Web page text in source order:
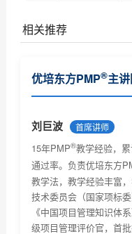
相关推荐
项目...
PMP证书考取流程
PMP证书相关情况说明
PMP认证报考条件
PMP认证主要学习
考取PMP证书后对个
带来...
优培东方PMP®主
刘巨波 首席讲师
15年PMP®教学经验，
通过率。负责优培东方
教学法，教学经验丰富
技术委员会（国家项标
《中国项目管理知识体
级项目管理评价官，首